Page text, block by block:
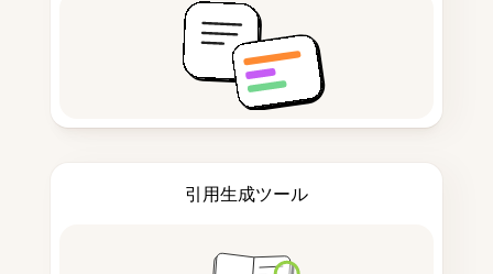
引用生成ツール